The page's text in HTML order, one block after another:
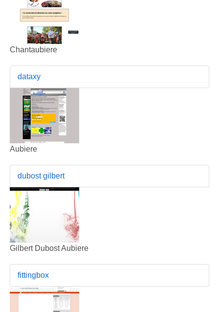
Chantaubiere
dataxy
Aubiere
dubost gilbert
Gilbert Dubost Aubiere
fittingbox